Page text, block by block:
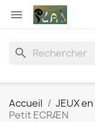

search
Accueil JEUX
Petit ECRÆN